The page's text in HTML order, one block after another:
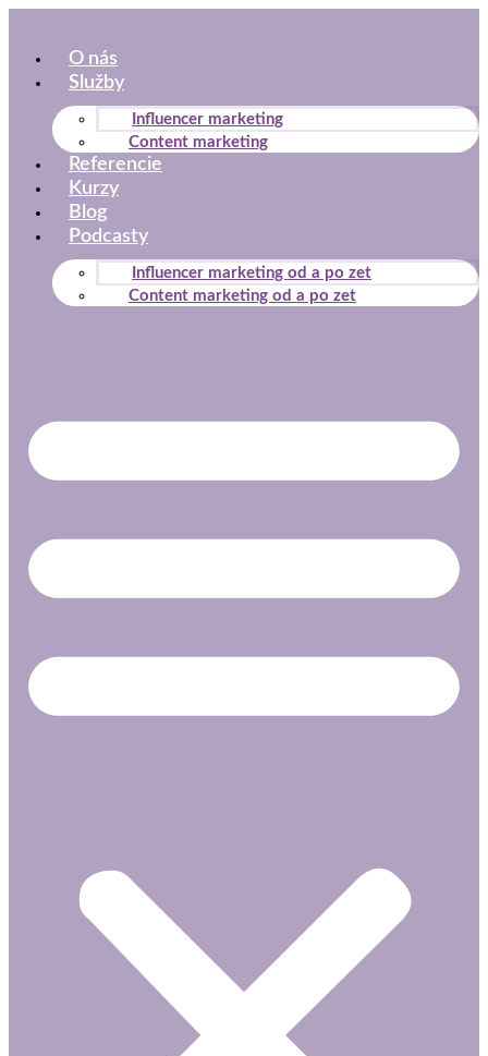
obsah
O nás
Služby
Influencer marketing
Content marketing
Referencie
Kurzy
Blog
Podcasty
Influencer marketing od a po zet
Content marketing od a po zet